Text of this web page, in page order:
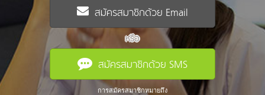
สมัครสมาชิกด้วย Email
หรือ
สมัครสมาชิกด้วย SMS
การสมัครสมาชิกหมายถึง